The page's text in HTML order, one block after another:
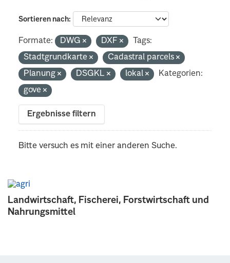
Landwirtschaft, Fischerei, Forstwirtschaft und
Nahrungsmittel
Sortieren nach
Formate: DWG DXF
Tags:
Stadtgrundkarte
Cadastral parcels
Planung
DSGKL lokal
Kategorien:
gove
Ergebnisse filtern
Bitte versuch es mit einer anderen Suche.